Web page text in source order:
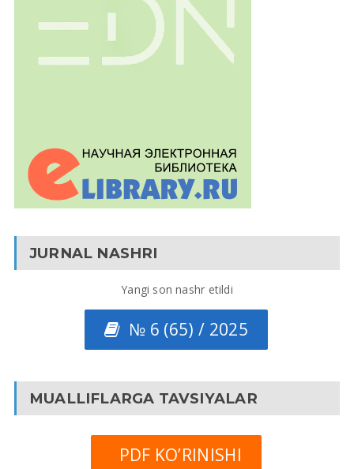
JURNAL NASHRI
Yangi son nashr etildi
№ 6 (65) / 2025
MUALLIFLARGA TAVSIYALAR
PDF KO’RINISHI